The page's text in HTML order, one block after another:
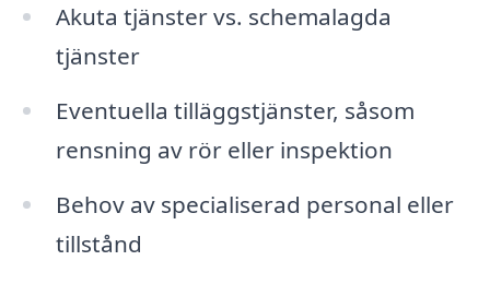
Akuta tjänster vs. schemalagda
tjänster
Eventuella tilläggstjänster, såsom
rensning av rör eller inspektion
Behov av specialiserad personal eller
tillstånd